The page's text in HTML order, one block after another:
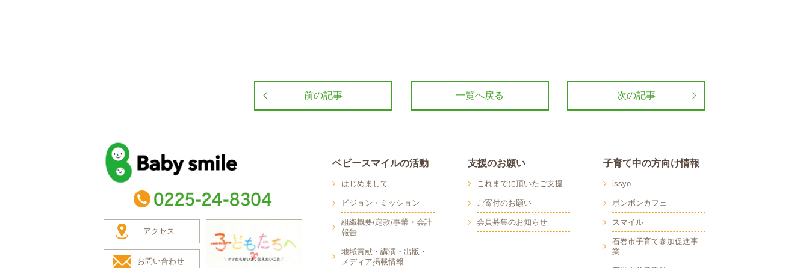
前の記事 次の記事
一覧へ戻る
baby smile
アクセス
お問い合わせ
ベビースマイルの活動
はじめまして
ビジョン・ミッション
組織概要/定款/事業・会計
報告
地域貢献・講演・出版・
メディア掲載情報
支援のお願い
これまでに頂いたご支援
ご寄付のお願い
会員募集のお知らせ
子育て中の方向け情報
issyo
ボンボンカフェ
スマイル
石巻市子育て参加促進事
業